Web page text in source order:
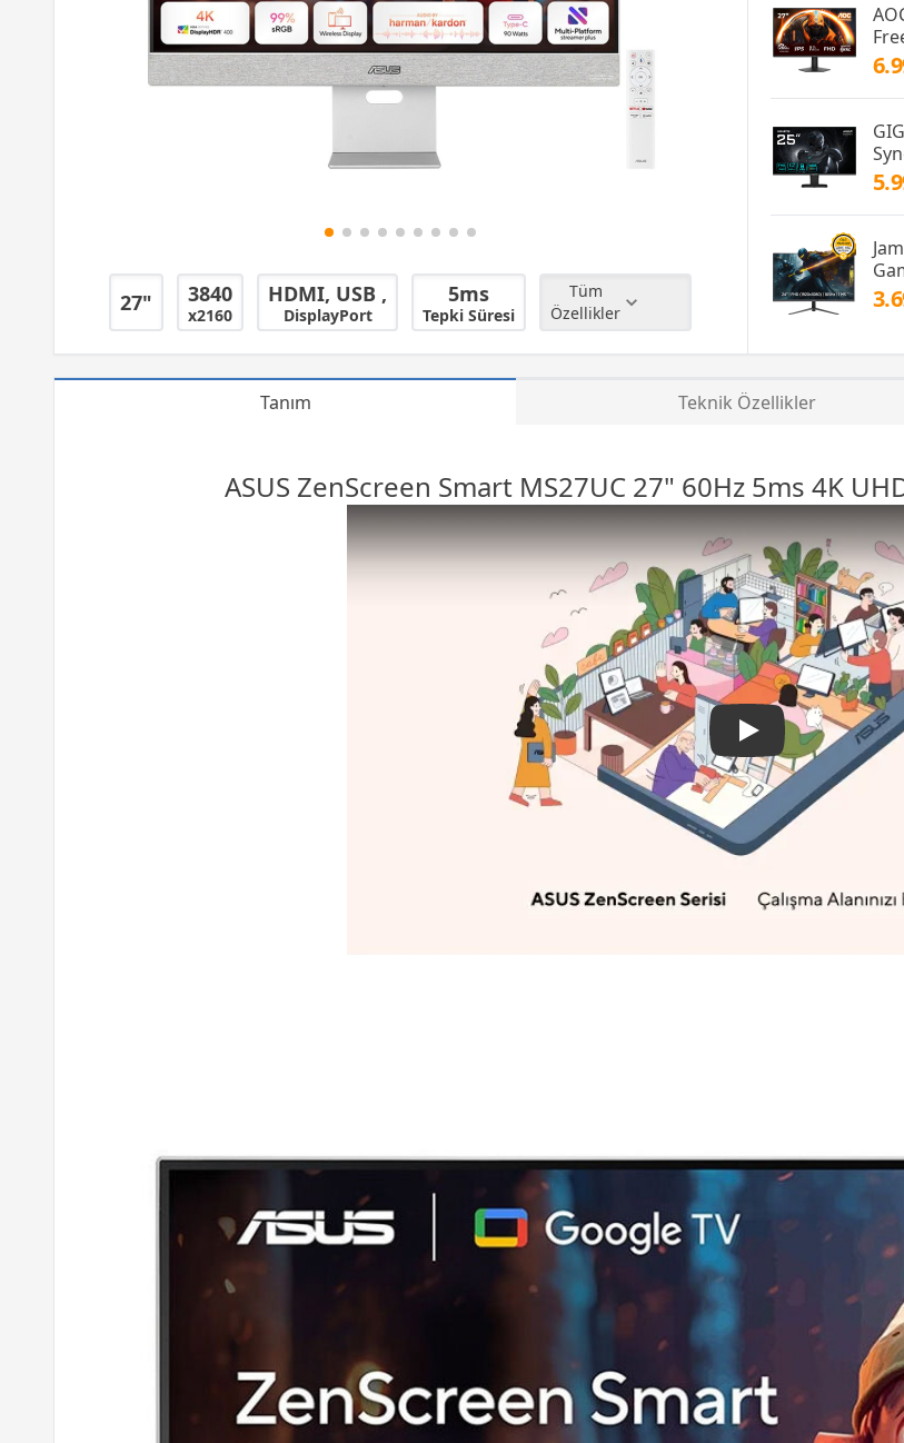
27" 3840
x2160
HDMI, USB ,
DisplayPort
5ms
Tepki Süresi
Tüm
Özellikler
Tanım Teknik Özellikler
ASUS ZenScreen Smart MS27UC 27" 60Hz 5ms 4K
ASUS